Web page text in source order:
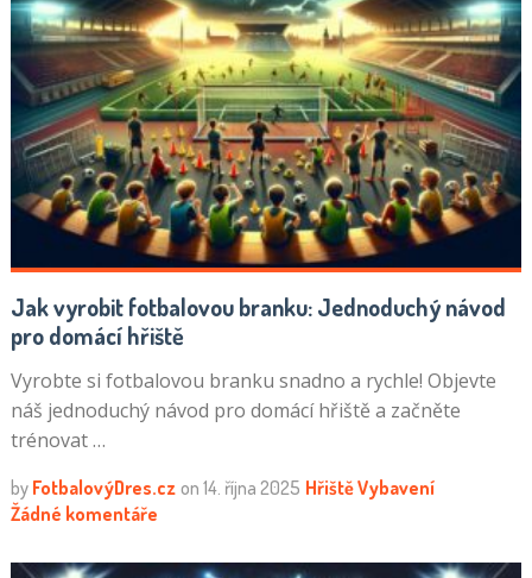
Jak vyrobit fotbalovou branku: Jednoduchý návod
pro domácí hřiště
Vyrobte si fotbalovou branku snadno a rychle! Objevte
náš jednoduchý návod pro domácí hřiště a začněte
trénovat …
by FotbalovýDres.cz on 14. října 2025 HřištěVybavení
Žádné komentáře